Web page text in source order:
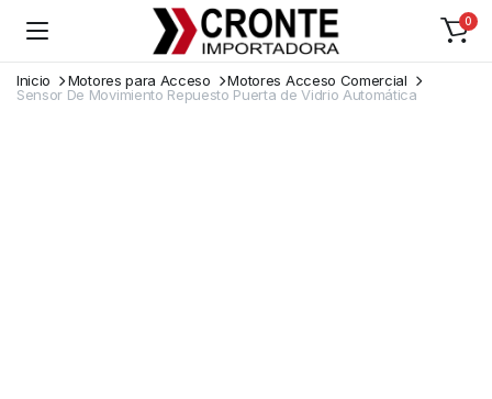
0
Inicio Motores para Acceso
Motores Acceso Comercial
Sensor De Movimiento Repuesto Puerta de Vidrio Automática